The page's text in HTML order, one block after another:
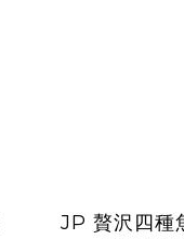
JP 贅沢四種